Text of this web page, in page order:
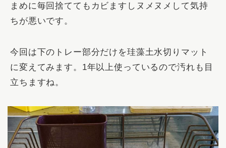
まめに毎回捨ててもカビますしヌメヌメして気持
ちが悪いです。
今回は下のトレー部分だけを珪藻土水切りマット
に変えてみます。1年以上使っているので汚れも目
立ちますね。